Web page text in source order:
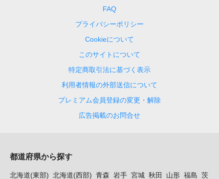
FAQ
プライバシーポリシー
Cookieについて
このサイトについて
特定商取引法に基づく表示
利用者情報の外部送信について
プレミアム会員登録の変更・解除
広告掲載のお問合せ
都道府県から探す
北海道(東部) 北海道(西部) 青森 岩手 宮城 秋田 山形 福島 茨